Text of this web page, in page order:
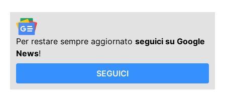
Per restare sempre aggiornato seguici su Google
News!
SEGUICI